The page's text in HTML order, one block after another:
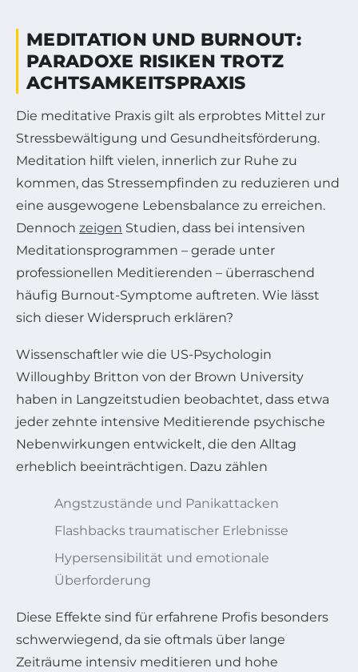
MEDITATION UND BURNOUT:
PARADOXE RISIKEN TROTZ
ACHTSAMKEITSPRAXIS
Die meditative Praxis gilt als erprobtes Mittel zur
Stressbewältigung und Gesundheitsförderung.
Meditation hilft vielen, innerlich zur Ruhe zu
kommen, das Stressempfinden zu reduzieren und
eine ausgewogene Lebensbalance zu erreichen.
Dennoch zeigen Studien, dass bei intensiven
Meditationsprogrammen – gerade unter
professionellen Meditierenden – überraschend
häufig Burnout-Symptome auftreten. Wie lässt
sich dieser Widerspruch erklären?
Wissenschaftler wie die US-Psychologin
Willoughby Britton von der Brown University
haben in Langzeitstudien beobachtet, dass etwa
jeder zehnte intensive Meditierende psychische
Nebenwirkungen entwickelt, die den Alltag
erheblich beeinträchtigen. Dazu zählen
Angstzustände und Panikattacken
Flashbacks traumatischer Erlebnisse
Hypersensibilität und emotionale
Überforderung
Diese Effekte sind für erfahrene Profis besonders
schwerwiegend, da sie oftmals über lange
Zeiträume intensiv meditieren und hohe